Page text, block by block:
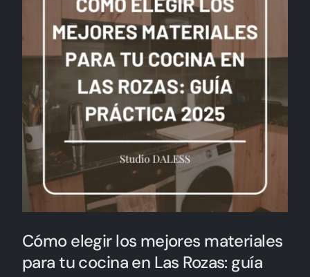
Cómo elegir los mejores materiales
para tu cocina en Las Rozas: guía